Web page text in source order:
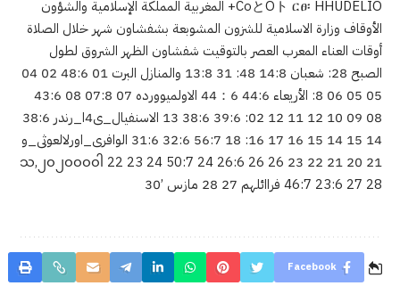
Facebook